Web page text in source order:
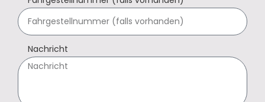
Nachricht